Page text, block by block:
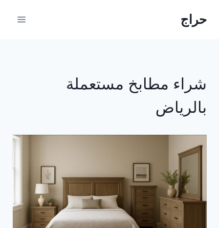
حراج
شراء مطابخ مستعملة
بالرياض